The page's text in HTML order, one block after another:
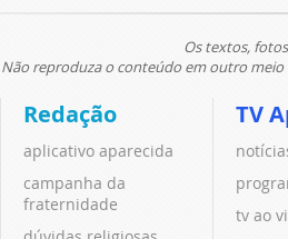
Os textos,
Não reproduza o conteúdo em outro meio
Redação
aplicativo aparecida
campanha da
fraternidade
TV
tv ao